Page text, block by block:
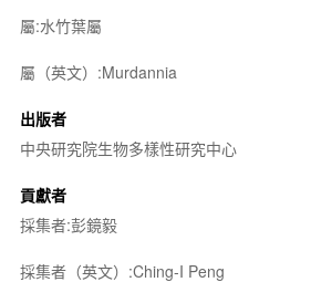
屬:水竹葉屬
屬（英文）:Murdannia
出版者
中央研究院生物多樣性研究中心
貢獻者
採集者:彭鏡毅
採集者（英文）:Ching-I Peng